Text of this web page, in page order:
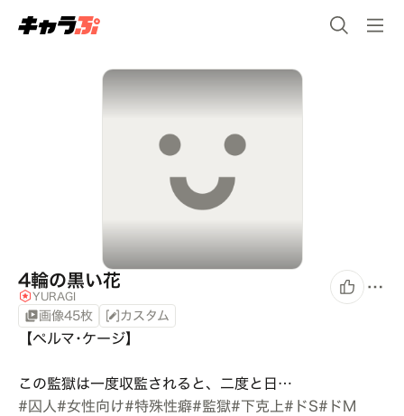
4輪の黒い花
YURAGI
画像45枚 カスタム
【ペルマ･ケージ】
この監獄は一度収監されると、二度と日…
#囚人#女性向け#特殊性癖#監獄#下克上# ドS# ドM